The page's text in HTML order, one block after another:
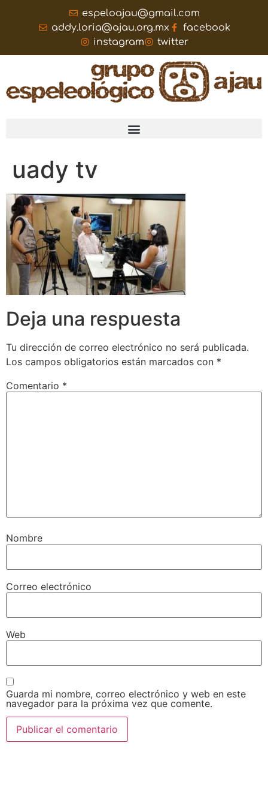
espeloajau@gmail.com
addy.loria@ajau.org.mx
facebook
instagram
twitter
uady tv
Deja una respuesta
Tu dirección de correo electrónico no será publicada.
Los campos obligatorios están marcados con *
Comentario *
Nombre
Correo electrónico
Web
Guarda mi nombre, correo electrónico y web en este
navegador para la próxima vez que comente.